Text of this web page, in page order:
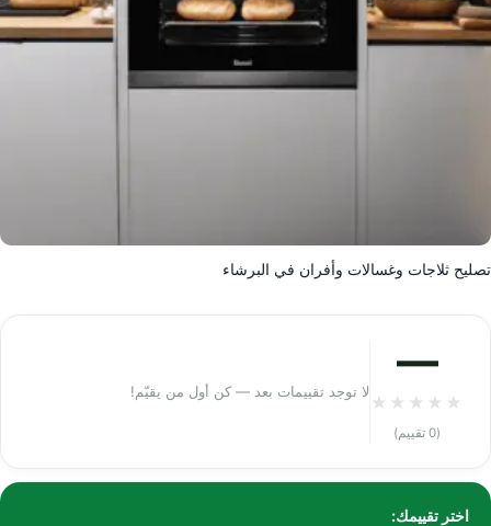
تصليح ثلاجات وغسالات وأفران في البرشاء
—
★
★
★
★
★
(0 تقييم)
لا توجد تقييمات بعد — كن أول من يقيّم!
اختر تقييمك: